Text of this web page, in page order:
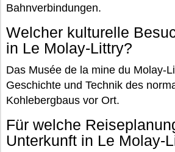
Bahnverbindungen.
Welcher kulturelle
in Le Molay-Littry?
Das Musée de la mine du Molay-
Geschichte und Technik des
Kohlebergbaus vor Ort.
Für welche
Unterkunft in Le Molay-